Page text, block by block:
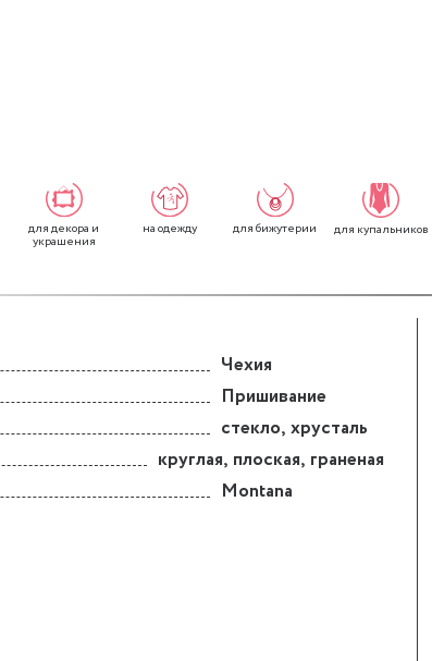
для декора и
украшения
на одежду для бижутерии для купальников
Чехия
Пришивание
стекло, хрусталь
круглая, плоская, граненая
Montana